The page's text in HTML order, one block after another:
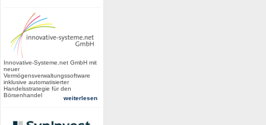
Innovative-Systeme.net GmbH mit
neuer
Vermögensverwaltungssoftware
inklusive automatisierter
Handelsstrategie für den
Börsenhandel
weiterlesen